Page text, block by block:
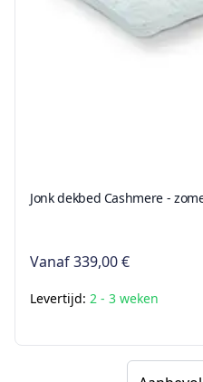
Jonk dekbed Cashmere -
Vanaf339,00 €
Levertijd: 2 - 3 weken
Sorteer op